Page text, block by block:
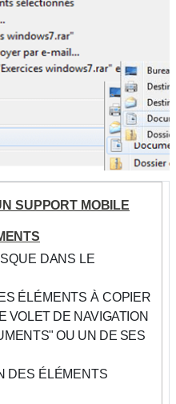
SUPPORT MOBILE
DANS LE
ÉLÉMENTS À COPIER
VOLET DE NAVIGATION
OU UN DE SES
DES ÉLÉMENTS